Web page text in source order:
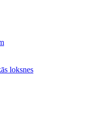
loksnes